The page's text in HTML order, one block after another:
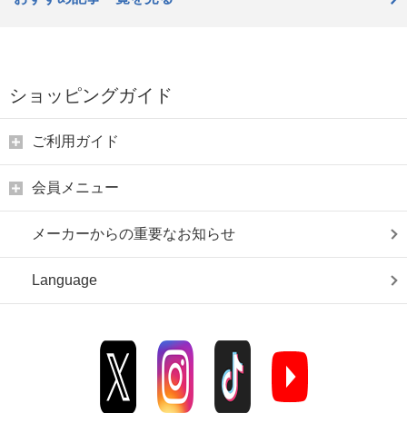
ショッピングガイド
ご利用ガイド
会員メニュー
メーカーからの重要なお知らせ
Language